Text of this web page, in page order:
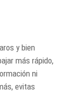
y bien
más rápido,
ni
evitas